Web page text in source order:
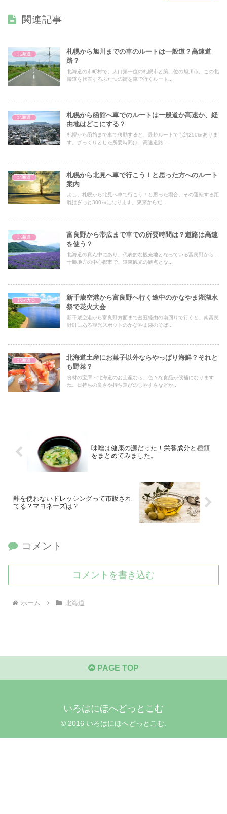
関連記事
北海道
札幌から旭川までの車のルートは一般道？高速道
路？
北海道の市町村で、人口第一位の札幌市と第二位の旭川市。この北
海道を代表するふたつの街を車で行くルート...
北海道
札幌から函館へ車でのルートは一般道か高速か、経
由地はどこにする？
札幌から函館まで車で移動すると、最短ルートでも約250㎞ありま
す。ざっくりとした所要時間は、高速道路...
北海道
札幌から北見へ車で行こう！と思った方へのルート
案内
よし、札幌から北見へ車で行こう！と思った場合、その運転する距
離はざっと300㎞になります。東京からだ...
北海道
富良野から帯広まで車での所要時間は？道路は高速
を使う？
北海道の真ん中にあり、代表的な観光地となっている富良野から、
十勝地方の中心都市で、道東観光の拠点とな...
花火大会
新千歳空港から富良野へ行く途中のかなやま湖湖水
祭で花火大会
新千歳空港から富良野方面まで占冠経由の南回りで行くと、南富良
野町にある観光スポットのかなやま湖のそば...
北海道
北海道土産にお菓子以外ならやっぱり海鮮？それと
も野菜？
食材の宝庫・北海道のお土産なら、色々な食品が候補になります
ね。日持ちの良さや持ち運びのしやすさなどか...
味噌は健康の源だった！栄養成分と種類
をまとめてみました。
酢を使わないドレッシングって市販され
てる？マヨネーズは？
コメント
コメントを書き込む
ホーム 北海道
PAGE TOP
いろはにほへどっとこむ
© 2016 いろはにほへどっとこむ.